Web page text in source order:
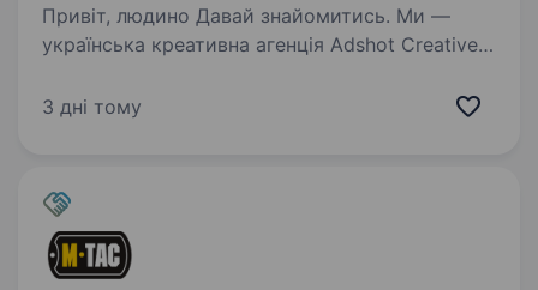
Привіт, людино Давай знайомитись. Ми —
українська креативна агенція Adshot Creative, і
Ми шукаємо junior/middle-спеціаліста —
3 дні тому